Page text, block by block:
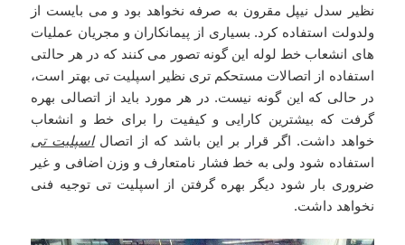
نظیر سدل نیپل مقرون به صرفه نخواهد بود و می بایست از
ولدولت استفاده کرد. بسیاری از پیمانکاران و مجریان عملیات
های انشعاب خط لوله این گونه تصور می کنند که در هر حالتی
استفاده از اتصالات مستحکم تری نظیر اسپلیت تی بهتر است،
در حالی که این گونه نیست. در هر مورد باید از اتصالی بهره
گرفت که بیشترین کارایی و کیفیت را برای خط و انشعاب
خواهد داشت. اگر قرار بر این باشد که از اتصالاسپلیت تی
استفاده شود ولی به خط فشار نامتعارف و وزن اضافی و غیر
ضروری بار شود دیگر بهره گرفتن از اسپلیت تی توجیه فنی
نخواهد داشت.